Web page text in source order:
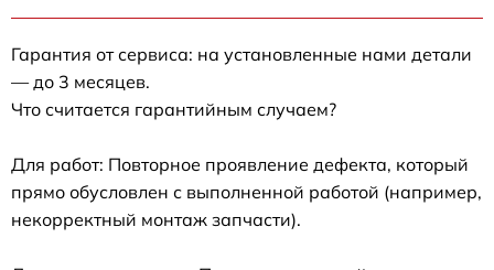
Гарантия от сервиса: на установленные нами детали
— до 3 месяцев.
Что считается гарантийным случаем?
Для работ: Повторное проявление дефекта, который
прямо обусловлен с выполненной работой (например,
некорректный монтаж запчасти).